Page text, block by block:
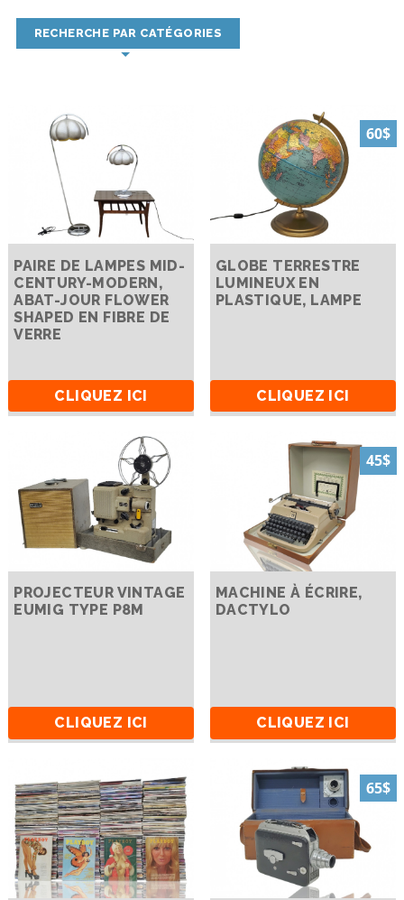
RECHERCHE PAR CATÉGORIES
PAIRE DE LAMPES MID-
CENTURY-MODERN,
ABAT-JOUR FLOWER
SHAPED EN FIBRE DE
VERRE
CLIQUEZ ICI
60$
GLOBE TERRESTRE
LUMINEUX EN
PLASTIQUE, LAMPE
CLIQUEZ ICI
PROJECTEUR VINTAGE
EUMIG TYPE P8M
CLIQUEZ ICI
45$
MACHINE À ÉCRIRE,
DACTYLO
CLIQUEZ ICI
65$